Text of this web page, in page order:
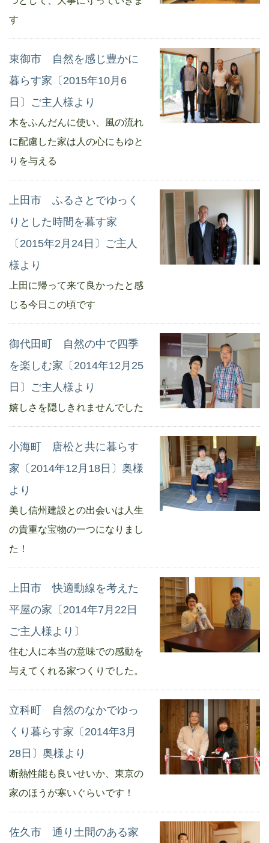
す
東御市 自然を感じ豊かに
暮らす家〔2015年10月6
日〕ご主人様より
木をふんだんに使い、風の流れ
に配慮した家は人の心にもゆと
りを与える
上田市 ふるさとでゆっく
りとした時間を暮す家
〔2015年2月24日〕ご主人
様より
上田に帰って来て良かったと感
じる今日この頃です
御代田町 自然の中で四季
を楽しむ家〔2014年12月25
日〕ご主人様より
嬉しさを隠しきれませんでした
小海町 唐松と共に暮らす
家〔2014年12月18日〕奥様
より
美し信州建設との出会いは人生
の貴重な宝物の一つになりまし
た！
上田市 快適動線を考えた
平屋の家〔2014年7月22日
ご主人様より〕
住む人に本当の意味での感動を
与えてくれる家つくりでした。
立科町 自然のなかでゆっ
くり暮らす家〔2014年3月
28日〕奥様より
断熱性能も良いせいか、東京の
家のほうが寒いぐらいです！
佐久市 通り土間のある家